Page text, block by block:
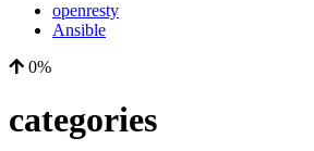
openresty
Ansible
0%
categories